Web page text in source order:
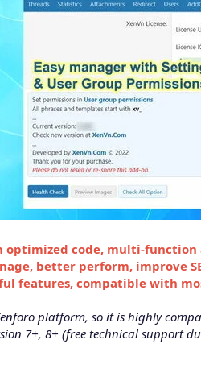
code, multi-function
better perform, improve
features, compatible with
platform, so it is highly
7+, 8+ (free technical support